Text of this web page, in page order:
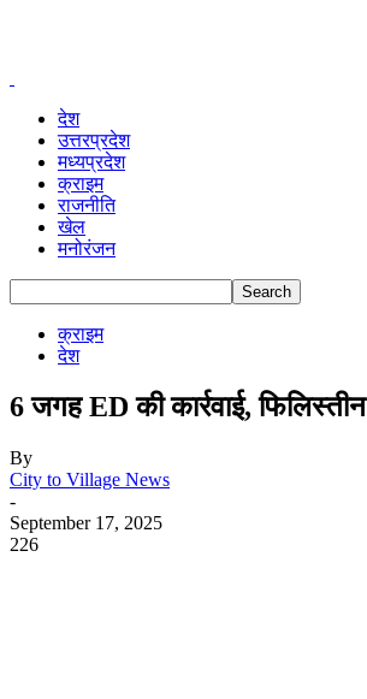
देश
उत्तरप्रदेश
मध्यप्रदेश
क्राइम
राजनीति
खेल
मनोरंजन
क्राइम
देश
6 जगह ED की कार्रवाई, फिलिस्तीन
By
City to Village News
-
September 17, 2025
226